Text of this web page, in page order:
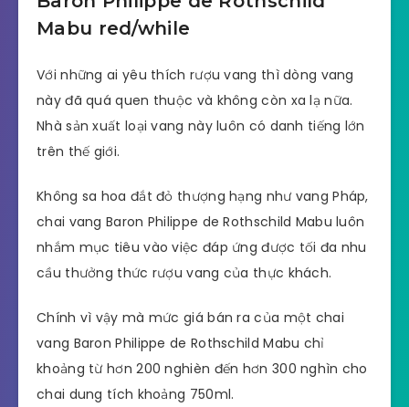
Mabu red/while
Với những ai yêu thích rượu vang thì dòng vang
này đã quá quen thuộc và không còn xa lạ nữa.
Nhà sản xuất loại vang này luôn có danh tiếng lớn
trên thế giới.
Không sa hoa đắt đỏ thượng hạng như vang Pháp,
chai vang Baron Philippe de Rothschild Mabu luôn
nhắm mục tiêu vào việc đáp ứng được tối đa nhu
cầu thưởng thức rượu vang của thực khách.
Chính vì vậy mà mức giá bán ra của một chai
vang Baron Philippe de Rothschild Mabu chỉ
khoảng từ hơn 200 nghièn đến hơn 300 nghìn cho
chai dung tích khoảng 750ml.